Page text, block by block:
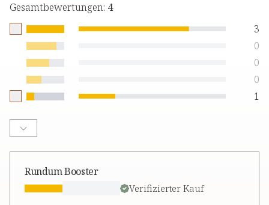
Gesamtbewertungen: 4
3
0
0
0
1
Rundum Booster
Verifizierter Kauf